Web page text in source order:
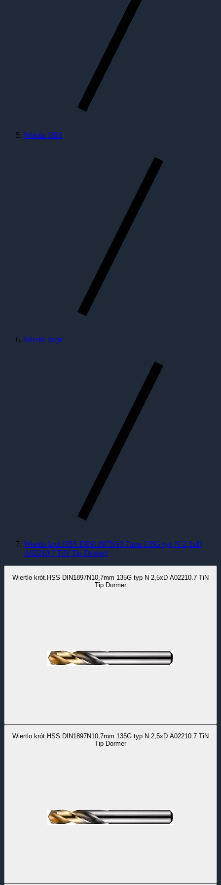
Wiertła HSS
Wiertła kręte
Wiertlo krót.HSS DIN1897N10,7mm 135G typ N 2,5xD
A02210.7 TiN Tip Dormer
Wiertlo krót.HSS DIN1897N10,7mm 135G typ N 2,5xD A02210.7 TiN
Tip Dormer
Wiertlo krót.HSS DIN1897N10,7mm 135G typ N 2,5xD A02210.7 TiN
Tip Dormer